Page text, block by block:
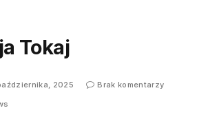
Tokaj
2025
Brak komentarzy